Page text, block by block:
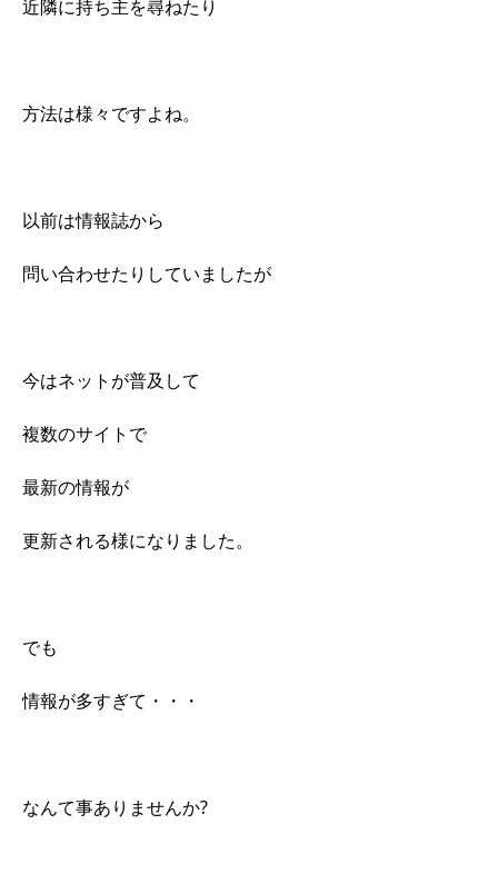
近隣に持ち主を尋ねたり
方法は様々ですよね。
以前は情報誌から
問い合わせたりしていましたが
今はネットが普及して
複数のサイトで
最新の情報が
更新される様になりました。
でも
情報が多すぎて・・・
なんて事ありませんか?